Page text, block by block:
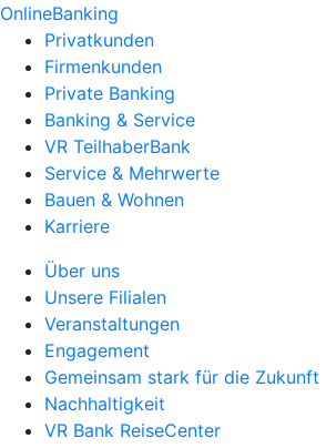
OnlineBanking
Privatkunden
Firmenkunden
Private Banking
Banking & Service
VR TeilhaberBank
Service & Mehrwerte
Bauen & Wohnen
Karriere
Über uns
Unsere Filialen
Veranstaltungen
Engagement
Gemeinsam stark für die Zukunft
Nachhaltigkeit
VR Bank ReiseCenter